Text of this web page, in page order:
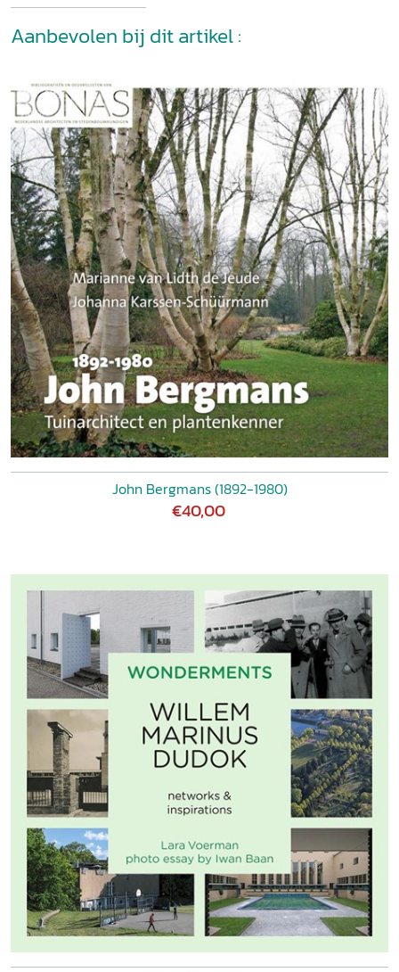
Aanbevolen bij dit artikel :
John Bergmans (1892-1980)
€40,00